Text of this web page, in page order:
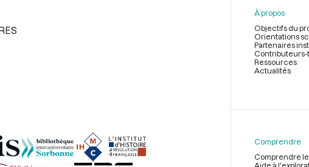
page
À propos
Objectifs du
Orientations
Partenaires
Ressources
Actualités
Comprendre
Comprendre
Aide à